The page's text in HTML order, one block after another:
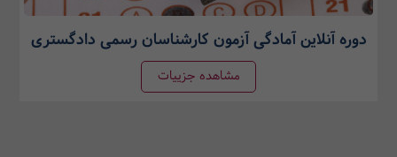
دوره آنلاین آمادگی آزمون کارشناسان رسمی دادگستری
مشاهده جزییات